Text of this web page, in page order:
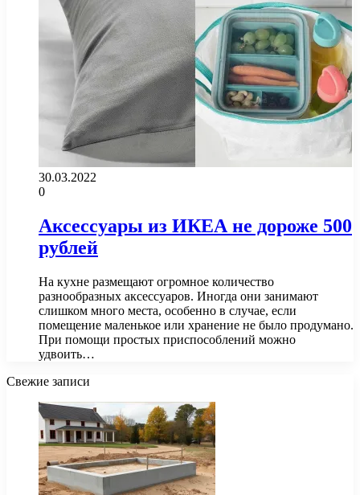
30.03.2022
0
Аксессуары из ИКЕА не дороже 500
рублей
На кухне размещают огромное количество
разнообразных аксессуаров. Иногда они занимают
слишком много места, особенно в случае, если
помещение маленькое или хранение не было продумано.
При помощи простых приспособлений можно
удвоить…
Свежие записи